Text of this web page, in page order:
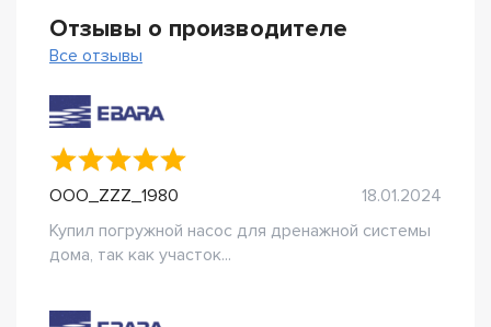
Отзывы о производителе
Все отзывы
OOO_ZZZ_1980
18.01.2024
Купил погружной насос для дренажной системы
дома, так как участок...